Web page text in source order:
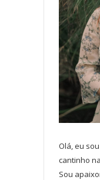
Olá, eu
cantinho
Sou